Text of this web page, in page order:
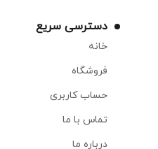
دسترسی سریع
خانه
فروشگاه
حساب کاربری
تماس با ما
درباره ما